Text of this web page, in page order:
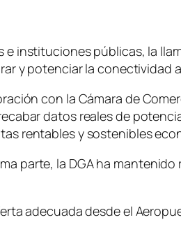
instituciones públicas, la
y potenciar la conectividad
con la Cámara de
datos reales de
rentables y sostenibles
parte, la DGA ha
adecuada desde el